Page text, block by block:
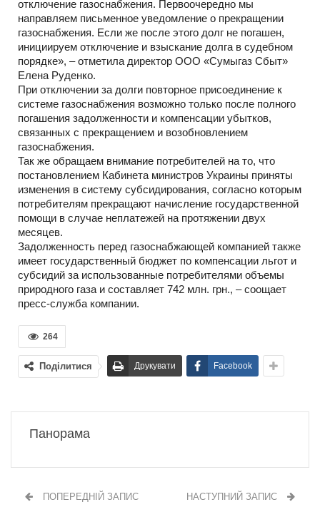
отключение газоснабжения. Первоочередно мы
направляем письменное уведомление о прекращении
газоснабжения. Если же после этого долг не погашен,
инициируем отключение и взыскание долга в судебном
порядке», – отметила директор ООО «Сумыгаз Сбыт»
Елена Руденко.
При отключении за долги повторное присоединение к
системе газоснабжения возможно только после полного
погашения задолженности и компенсации убытков,
связанных с прекращением и возобновлением
газоснабжения.
Так же обращаем внимание потребителей на то, что
постановлением Кабинета министров Украины приняты
изменения в систему субсидирования, согласно которым
потребителям прекращают начисление государственной
помощи в случае неплатежей на протяжении двух
месяцев.
Задолженность перед газоснабжающей компанией также
имеет государственный бюджет по компенсации льгот и
субсидий за использованные потребителями объемы
природного газа и составляет 742 млн. грн., – соощает
пресс-служба компании.
264
Поділитися Друкувати Facebook
Панорама
ПОПЕРЕДНІЙ ЗАПИС НАСТУПНИЙ ЗАПИС